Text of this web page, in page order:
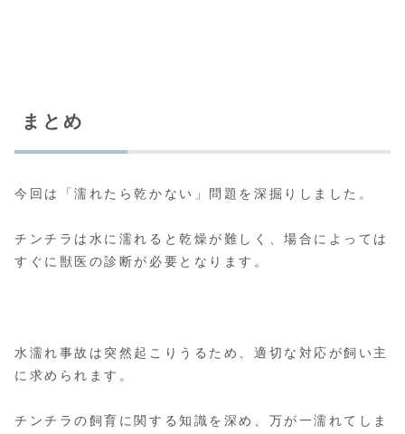
まとめ
今回は「濡れたら乾かない」問題を深掘りしました。
チンチラは水に濡れると乾燥が難しく、場合によっては
すぐに獣医の診断が必要となります。
水濡れ事故は突然起こりうるため、適切な対応が飼い主
に求められます。
チンチラの飼育に関する知識を深め、万が一濡れてしま